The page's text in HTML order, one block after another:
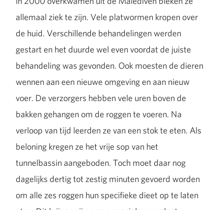
allemaal ziek te zijn. Vele platwormen kropen over
de huid. Verschillende behandelingen werden
gestart en het duurde wel even voordat de juiste
behandeling was gevonden. Ook moesten de dieren
wennen aan een nieuwe omgeving en aan nieuw
voer. De verzorgers hebben vele uren boven de
bakken gehangen om de roggen te voeren. Na
verloop van tijd leerden ze van een stok te eten. Als
beloning kregen ze het vrije sop van het
tunnelbassin aangeboden. Toch moet daar nog
dagelijks dertig tot zestig minuten gevoerd worden
om alle zes roggen hun specifieke dieet op te laten